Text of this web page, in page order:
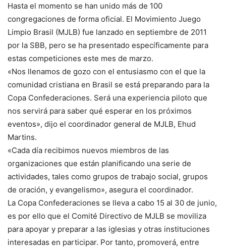
Hasta el momento se han unido más de 100
congregaciones de forma oficial. El Movimiento Juego
Limpio Brasil (MJLB) fue lanzado en septiembre de 2011
por la SBB, pero se ha presentado específicamente para
estas competiciones este mes de marzo.
«Nos llenamos de gozo con el entusiasmo con el que la
comunidad cristiana en Brasil se está preparando para la
Copa Confederaciones. Será una experiencia piloto que
nos servirá para saber qué esperar en los próximos
eventos», dijo el coordinador general de MJLB, Ehud
Martins.
«Cada día recibimos nuevos miembros de las
organizaciones que están planificando una serie de
actividades, tales como grupos de trabajo social, grupos
de oración, y evangelismo», asegura el coordinador.
La Copa Confederaciones se lleva a cabo 15 al 30 de junio,
es por ello que el Comité Directivo de MJLB se moviliza
para apoyar y preparar a las iglesias y otras instituciones
interesadas en participar. Por tanto, promoverá, entre